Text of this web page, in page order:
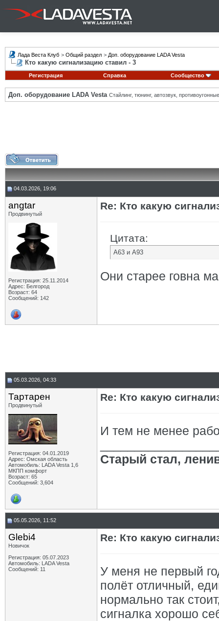
Лада Веста Клуб > Общий раздел > Доп. оборудование LADA Vesta
Кто какую сигнализацию ставил - 3
Регистрация Справка Сообщество
Доп. оборудование LADA Vesta Стайлинг, тюнинг, автозвук,
04.03.2026, 19:06
angtar
Продвинутый
Регистрация: 25.11.2014
Адрес: Белгород
Возраст: 64
Сообщений: 142
Re: Кто какую
Цитата:
А63 и А93
Они старее говна
05.03.2026, 04:33
Тартарен
Продвинутый
Регистрация: 04.01.2019
Адрес: Омская область
Автомобиль: LADA Vesta 1,6
МКПП комфорт
Возраст: 65
Сообщений: 3,604
Re: Кто какую
И тем не менее
Старый стал,
05.05.2026, 11:52
Glebi4
Новичок
Регистрация: 05.07.2023
Автомобиль: LADA Vesta
Сообщений: 11
Re: Кто какую
У меня не первый
полёт отличный,
нормально так
сигналка хорошо